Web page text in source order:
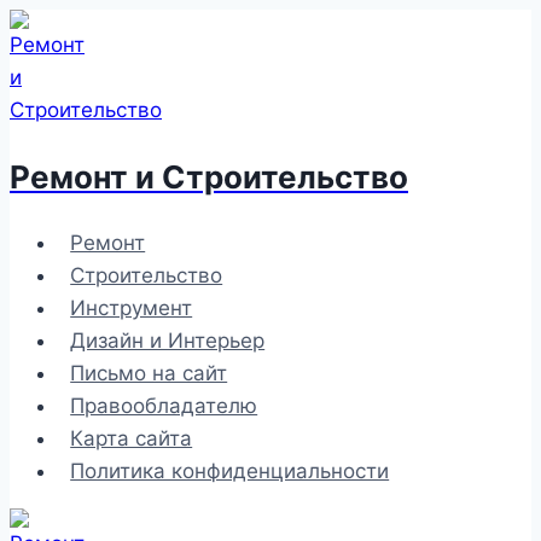
Перейти
к
содержимому
Ремонт и Строительство
Ремонт
Строительство
Инструмент
Дизайн и Интерьер
Письмо на сайт
Правообладателю
Карта сайта
Политика конфиденциальности